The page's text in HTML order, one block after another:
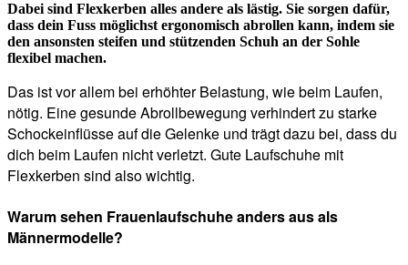
Dabei sind Flexkerben alles andere als lästig. Sie sorgen dafür,
dass dein Fuss möglichst ergonomisch abrollen kann, indem sie
den ansonsten steifen und stützenden Schuh an der Sohle
flexibel machen.
Das ist vor allem bei erhöhter Belastung, wie beim Laufen,
nötig. Eine gesunde Abrollbewegung verhindert zu starke
Schockeinflüsse auf die Gelenke und trägt dazu bei, dass du
dich beim Laufen nicht verletzt. Gute Laufschuhe mit
Flexkerben sind also wichtig.
Warum sehen Frauenlaufschuhe anders aus als
Männermodelle?